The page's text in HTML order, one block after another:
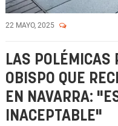
22 MAYO, 2025
LAS POLÉMICAS
OBISPO QUE
EN NAVARRA:
INACEPTABLE"